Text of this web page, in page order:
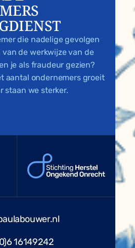
die nadelige gevolgen
de werkwijze van de
je als fraudeur gezien?
aantal ondernemers groeit
staan we sterker.
16149242